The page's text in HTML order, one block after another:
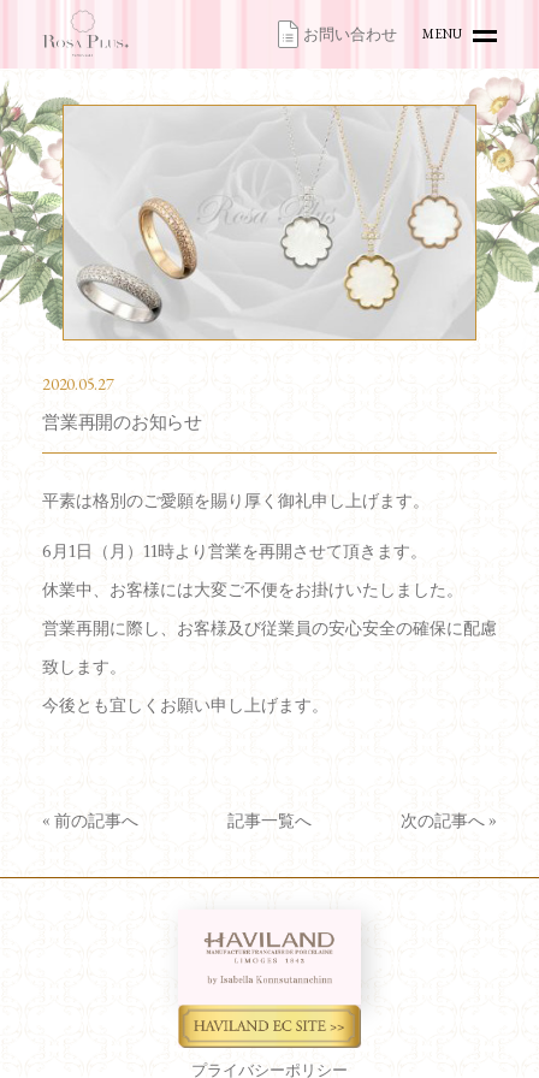
HOME
TOPICS
ITEMS
ACCESS
CONTACT
ONLINE SHOP
お問い合わせ MENU
2020.05.27
営業再開のお知らせ
平素は格別のご愛願を賜り厚く御礼申し上げます。
6月1日（月）11時より営業を再開させて頂きます。
休業中、お客様には大変ご不便をお掛けいたしました。
営業再開に際し、お客様及び従業員の安心安全の確保に配慮
致します。
今後とも宜しくお願い申し上げます。
« 前の記事へ 記事一覧へ 次の記事へ»
プライバシーポリシー